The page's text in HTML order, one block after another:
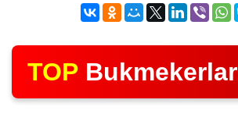
TOP Bukmekerlar